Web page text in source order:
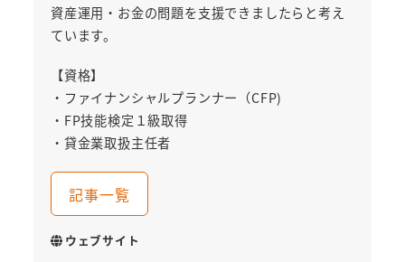
資産運用・お金の問題を支援できましたらと考え
ています。
【資格】
・ファイナンシャルプランナー（CFP)
・FP技能検定１級取得
・貸金業取扱主任者
記事一覧
ウェブサイト